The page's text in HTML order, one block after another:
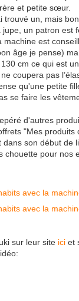
et petite sœur.
trouvé un, mais
un patron est
machine est
âge je pense)
cm ce qui est
coupera pas
qu'une petite
se faire les
d'autres
"Mes produits
son début de
chouette pour nos
sur leur site ici et